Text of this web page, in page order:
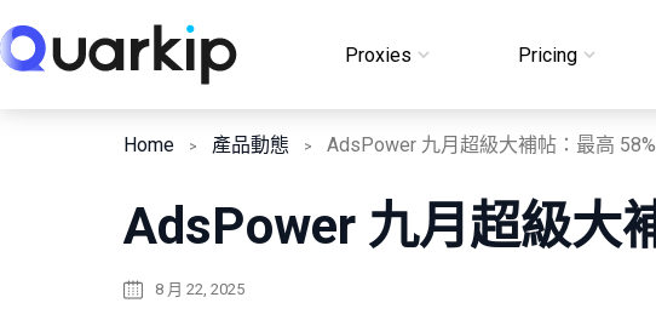
to
Proxies Pricing
Login
Home 產品動態
AdsPower 九月超級大
8 月 22, 2025